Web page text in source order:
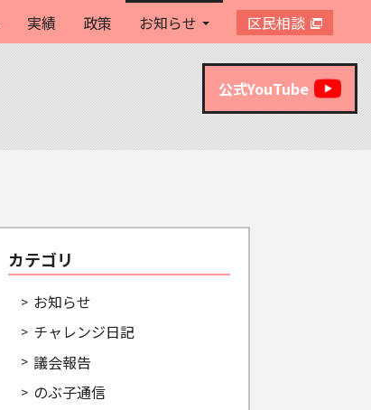
実績 政策 お知らせ 区民相談
カテゴリ
お知らせ
チャレンジ日記
議会報告
のぶ子通信
公式YouTube